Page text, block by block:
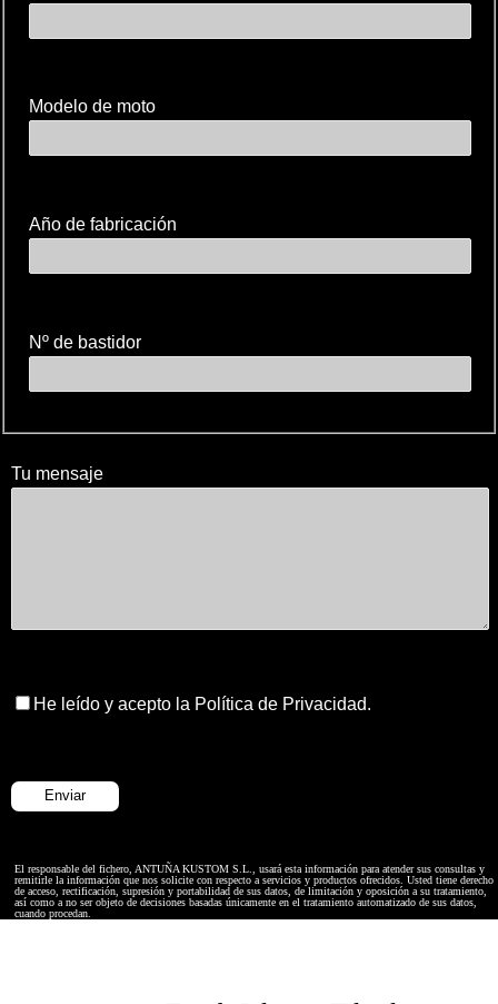
Modelo de moto
Año de fabricación
Nº de bastidor
Tu mensaje
He leído y acepto la Política de Privacidad.
El responsable del fichero, ANTUÑA KUSTOM S.L., usará esta información para atender sus consultas y
remitirle la información que nos solicite con respecto a servicios y productos ofrecidos. Usted tiene derecho
de acceso, rectificación, supresión y portabilidad de sus datos, de limitación y oposición a su tratamiento,
así como a no ser objeto de decisiones basadas únicamente en el tratamiento automatizado de sus datos,
cuando procedan.